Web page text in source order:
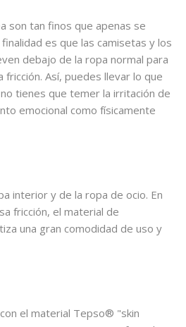
son tan finos que apenas se
es que las camisetas y los
debajo de la ropa normal para
Así, puedes llevar lo que
tienes que temer la irritación de
emocional como físicamente
interior y de la ropa de ocio. En
fricción, el material de
una gran comodidad de uso y
el material Tepso® "skin